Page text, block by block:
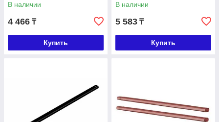
В наличии
4 466 ₸
Купить
В наличии
5 583 ₸
Купить